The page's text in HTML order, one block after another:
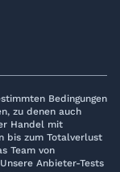
Bedingungen
zu denen auch
Handel mit
bis zum Totalverlust
Team von
Anbieter-Tests